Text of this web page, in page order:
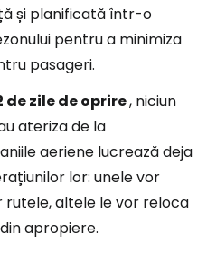
și planificată într-o
pentru a minimiza
pasageri.
de zile de oprire, niciun
ateriza de la
aeriene lucrează deja
lor: unele vor
altele le vor reloca
apropiere.